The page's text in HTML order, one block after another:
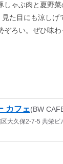
しゃぶ肉と夏野
た目にも涼しげ
ろい。ぜひ味わ